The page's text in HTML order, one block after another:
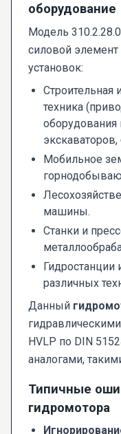
оборудование
Модель
силовой
установок:
Строительная
техника
оборудования
Мобильное
машины.
Станки и
Гидростанции
различных
Данный
HVLP по DIN
аналогами,
Типичные
гидромотора